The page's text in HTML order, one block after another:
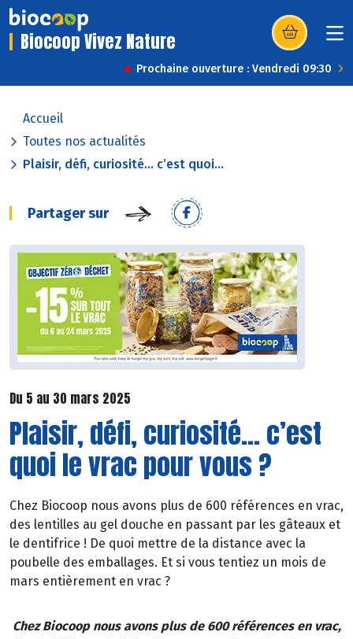
Biocoop Vivez Nature (s’ouvre dans
Prochaine ouverture : Vendredi 09:30
Accueil
Toutes nos actualités
Plaisir, défi, curiosité… c’est quoi...
Partager sur
Du 5 au 30 mars 2025
Plaisir, défi, curiosité… c’est
quoi le vrac pour vous ?
Chez Biocoop nous avons plus de 600 références en vrac,
des lentilles au gel douche en passant par les gâteaux et
le dentifrice ! De quoi mettre de la distance avec la
poubelle des emballages. Et si vous tentiez un mois de
mars entièrement en vrac ?
Chez Biocoop nous avons plus de 600 références en vrac,